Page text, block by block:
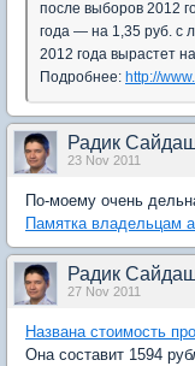
после выборов 2012
года — на 1,35 руб. с
2012 года вырастет
Подробнее: http://
Радик
23 Nov 2011
По-моему очень
Памятка владельцам
Радик
27 Nov 2011
Названа стоимость
Она составит 1594